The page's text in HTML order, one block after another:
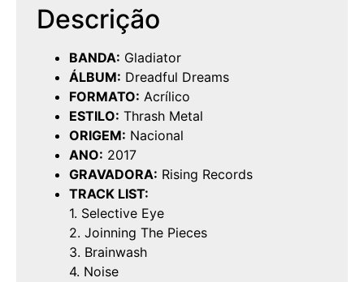
Descrição
BANDA: Gladiator
ÁLBUM: Dreadful Dreams
FORMATO: Acrílico
ESTILO: Thrash Metal
ORIGEM: Nacional
ANO: 2017
GRAVADORA: Rising Records
TRACK LIST:
1. Selective Eye
2. Joinning The Pieces
3. Brainwash
4. Noise